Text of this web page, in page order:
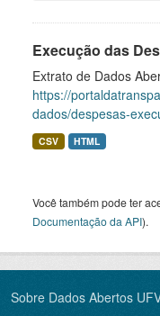
Execução das
Extrato de Dados
https://
dados/despesas-
CSV HTML
Você também pode ter
Documentação da API).
Sobre Dados Abertos